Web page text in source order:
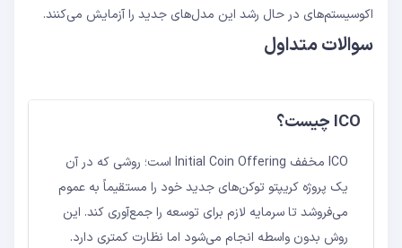
اکوسیستم‌های در حال رشد این مدل‌های جدید را آزمایش می‌کنند.
سوالات متداول
ICO چیست؟
ICO مخفف Initial Coin Offering است؛ روشی که در آن
یک پروژه کریپتو توکن‌های جدید خود را مستقیماً به عموم
می‌فروشد تا سرمایه لازم برای توسعه را جمع‌آوری کند. این
روش بدون واسطه انجام می‌شود اما نظارت کمتری دارد.